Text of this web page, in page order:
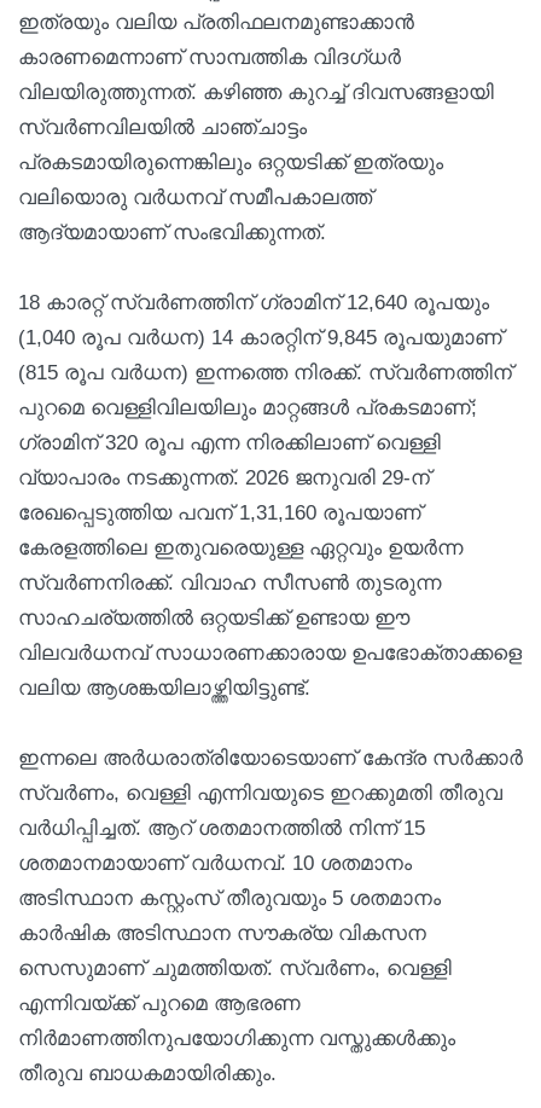
ഇത്രയും വലിയ പ്രതിഫലനമുണ്ടാക്കാൻ
കാരണമെന്നാണ് സാമ്പത്തിക വിദഗ്ധർ
വിലയിരുത്തുന്നത്. കഴിഞ്ഞ കുറച്ച് ദിവസങ്ങളായി
സ്വർണവിലയിൽ ചാഞ്ചാട്ടം
പ്രകടമായിരുന്നെങ്കിലും ഒറ്റയടിക്ക് ഇത്രയും
വലിയൊരു വർധനവ് സമീപകാലത്ത്
ആദ്യമായാണ് സംഭവിക്കുന്നത്.
18 കാരറ്റ് സ്വർണത്തിന് ഗ്രാമിന് 12,640 രൂപയും
(1,040 രൂപ വർധന) 14 കാരറ്റിന് 9,845 രൂപയുമാണ്
(815 രൂപ വർധന) ഇന്നത്തെ നിരക്ക്. സ്വർണത്തിന്
പുറമെ വെള്ളിവിലയിലും മാറ്റങ്ങൾ പ്രകടമാണ്;
ഗ്രാമിന് 320 രൂപ എന്ന നിരക്കിലാണ് വെള്ളി
വ്യാപാരം നടക്കുന്നത്. 2026 ജനുവരി 29-ന്
രേഖപ്പെടുത്തിയ പവന് 1,31,160 രൂപയാണ്
കേരളത്തിലെ ഇതുവരെയുള്ള ഏറ്റവും ഉയർന്ന
സ്വർണനിരക്ക്. വിവാഹ സീസൺ തുടരുന്ന
സാഹചര്യത്തിൽ ഒറ്റയടിക്ക് ഉണ്ടായ ഈ
വിലവർധനവ് സാധാരണക്കാരായ ഉപഭോക്താക്കളെ
വലിയ ആശങ്കയിലാഴ്ത്തിയിട്ടുണ്ട്.
ഇന്നലെ അർധരാത്രിയോടെയാണ് കേന്ദ്ര സർക്കാർ
സ്വർണം, വെള്ളി എന്നിവയുടെ ഇറക്കുമതി തീരുവ
വർധിപ്പിച്ചത്. ആറ് ശതമാനത്തിൽ നിന്ന് 15
ശതമാനമായാണ് വർധനവ്. 10 ശതമാനം
അടിസ്ഥാന കസ്റ്റംസ് തീരുവയും 5 ശതമാനം
കാർഷിക അടിസ്ഥാന സൗകര്യ വികസന
സെസുമാണ് ചുമത്തിയത്. സ്വർണം, വെള്ളി
എന്നിവയ്ക്ക് പുറമെ ആഭരണ
നിർമാണത്തിനുപയോഗിക്കുന്ന വസ്തുക്കൾക്കും
തീരുവ ബാധകമായിരിക്കും.